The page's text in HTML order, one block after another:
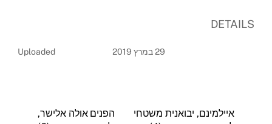
DETAILS
Uploaded 29 במרץ 2019
איילמינם, יבואנית משטחי
הפנים אולה אלישר,